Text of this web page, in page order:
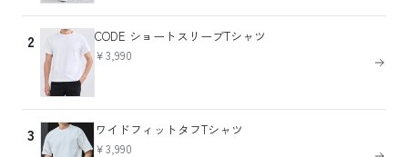
2 CODE ショートスリーブTシャツ
￥3,990
3 ワイドフィットタフTシャツ
￥3,990